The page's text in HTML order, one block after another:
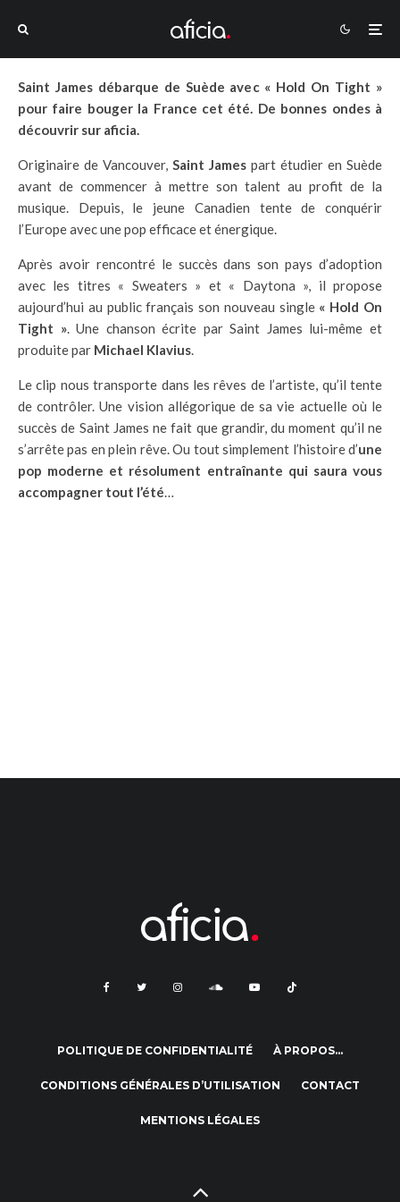
Saint James débarque de Suède avec « Hold On Tight »
pour faire bouger la France cet été. De bonnes ondes à
découvrir sur aficia.
Originaire de Vancouver, Saint James part étudier en Suède
avant de commencer à mettre son talent au profit de la
musique. Depuis, le jeune Canadien tente de conquérir
l’Europe avec une pop efficace et énergique.
Après avoir rencontré le succès dans son pays d’adoption
avec les titres « Sweaters » et « Daytona », il propose
aujourd’hui au public français son nouveau single « Hold On
Tight ». Une chanson écrite par Saint James lui-même et
produite par Michael Klavius.
Le clip nous transporte dans les rêves de l’artiste, qu’il tente
de contrôler. Une vision allégorique de sa vie actuelle où le
succès de Saint James ne fait que grandir, du moment qu’il ne
s’arrête pas en plein rêve. Ou tout simplement l’histoire d’une
pop moderne et résolument entraînante qui saura vous
accompagner tout l’été…
POLITIQUE DE CONFIDENTIALITÉ À PROPOS…
CONDITIONS GÉNÉRALES D’UTILISATION CONTACT
MENTIONS LÉGALES